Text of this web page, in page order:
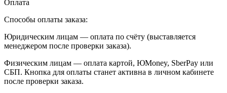
Оплата
Способы оплаты заказа:
Юридическим лицам — оплата по счёту (выставляется
менеджером после проверки заказа).
Физическим лицам — оплата картой, ЮMoney, SberPay или
СБП. Кнопка для оплаты станет активна в личном кабинете
после проверки заказа.